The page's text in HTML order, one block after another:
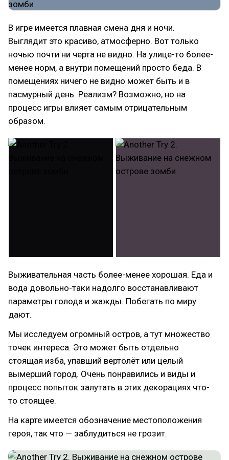
В игре имеется плавная смена дня и ночи.
Выглядит это красиво, атмосферно. Вот только
ночью почти ни черта не видно. На улице-то более-
менее норм, а внутри помещений просто беда. В
помещениях ничего не видно может быть и в
пасмурный день. Реализм? Возможно, но на
процесс игры влияет самым отрицательным
образом.
Выживательная часть более-менее хорошая. Еда и
вода довольно-таки надолго восстанавливают
параметры голода и жажды. Побегать по миру
дают.
Мы исследуем огромный остров, а тут множество
точек интереса. Это может быть отдельно
стоящая изба, упавший вертолёт или целый
вымерший город. Очень понравились и виды и
процесс попыток залутать в этих декорациях что-
то стоящее.
На карте имеется обозначение местоположения
героя, так что — заблудиться не грозит.